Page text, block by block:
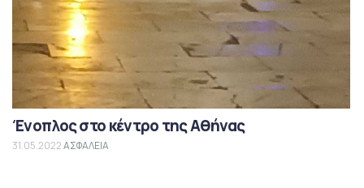
Ένοπλος στο κέντρο της Αθήνας
31.05.2022ΑΣΦΑΛΕΙΑ